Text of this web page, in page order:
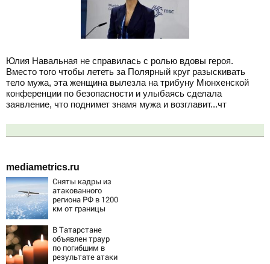
Юлия Навальная не справилась с ролью вдовы героя.
Вместо того чтобы лететь за Полярный круг разыскивать
тело мужа, эта женщина вылезла на трибуну Мюнхенской
конференции по безопасности и улыбаясь сделала
заявление, что поднимет знамя мужа и возглавит...чт
mediametrics.ru
Сняты кадры из
атакованного
региона РФ в 1200
км от границы
В Татарстане
объявлен траур
по погибшим в
результате атаки